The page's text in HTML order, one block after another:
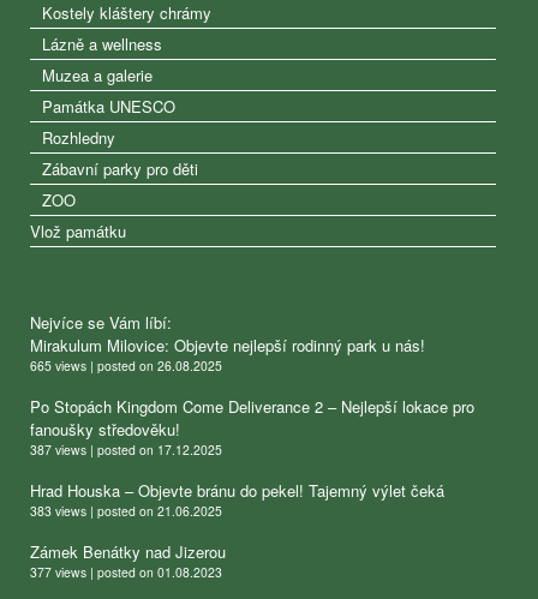
Kostely kláštery chrámy
Lázně a wellness
Muzea a galerie
Památka UNESCO
Rozhledny
Zábavní parky pro děti
ZOO
Vlož památku
Nejvíce se Vám líbí:
Mirakulum Milovice: Objevte nejlepší rodinný park u nás!
665 views | posted on 26.08.2025
Po Stopách Kingdom Come Deliverance 2 – Nejlepší lokace pro
fanoušky středověku!
387 views | posted on 17.12.2025
Hrad Houska – Objevte bránu do pekel! Tajemný výlet čeká
383 views | posted on 21.06.2025
Zámek Benátky nad Jizerou
377 views | posted on 01.08.2023